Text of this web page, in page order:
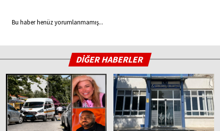
Bu haber henüz yorumlanmamış...
DİĞER HABERLER